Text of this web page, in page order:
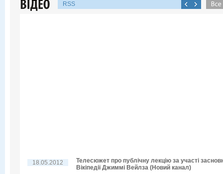
RSS
18.05.2012
Телесюжет про публічну лекцію за участі
Вікіпедії Джиммі Вейлза (Новий канал)